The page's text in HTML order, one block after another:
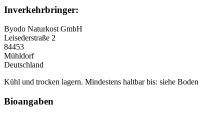
Inverkehrbringer:
Byodo Naturkost GmbH
Leisederstraße 2
84453
Mühldorf
Deutschland
Kühl und trocken lagern. Mindestens haltbar bis: siehe Boden
Bioangaben